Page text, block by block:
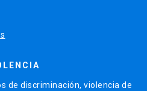
de discriminación, violencia de